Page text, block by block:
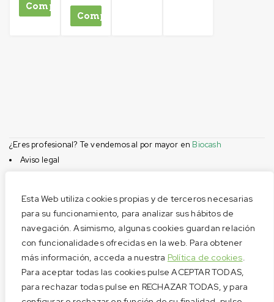
Esta Web utiliza cookies propias y de terceros necesarias
para su funcionamiento, para analizar sus hábitos de
navegación. Asimismo, algunas cookies guardan relación
con funcionalidades ofrecidas en la web. Para obtener
más información, acceda a nuestra Política de cookies.
Para aceptar todas las cookies pulse ACEPTAR TODAS,
para rechazar todas pulse en RECHAZAR TODAS, y para
Comprar
Comprar
¿Eres profesional? Te vendemos al por mayor en Biocash
Aviso legal
Privacidad
Cookies
Condiciones de compra
Privacidad